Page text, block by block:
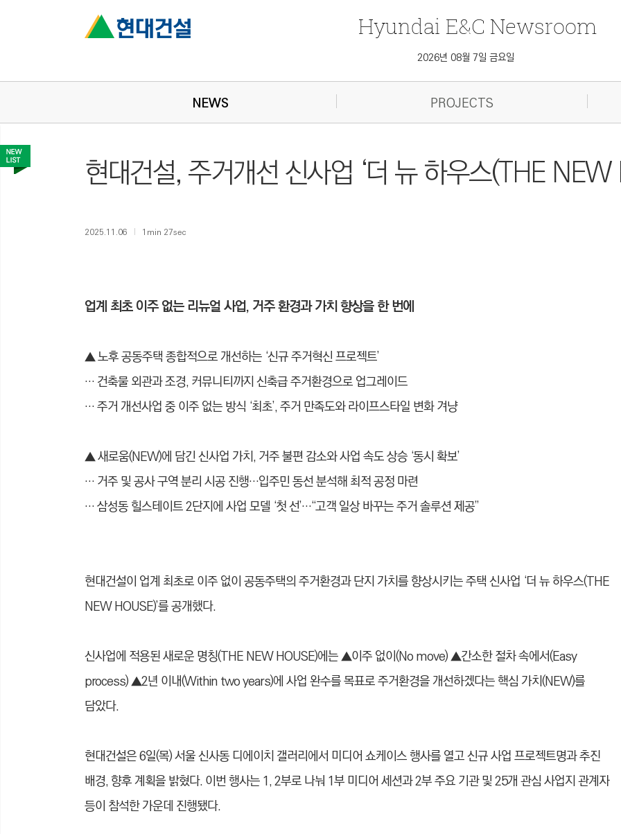
Hyundai E&C Newsroom
2026년 08월 7일 금요일
NEWS PROJECTS
현대건설, 주거개선 신사업 ‘더 뉴 하우스(THE NEW
2025.11.06 1min 27sec
업계 최초 이주 없는 리뉴얼 사업, 거주 환경과 가치 향상을 한 번에
▲ 노후 공동주택 종합적으로 개선하는 ‘신규 주거혁신 프로젝트’
… 건축물 외관과 조경, 커뮤니티까지 신축급 주거환경으로 업그레이드
… 주거 개선사업 중 이주 없는 방식 ‘최초’, 주거 만족도와 라이프스타일 변화 겨냥
▲새로움(NEW)에 담긴 신사업 가치, 거주 불편 감소와 사업 속도 상승 ‘동시 확보’
… 거주 및 공사 구역 분리 시공 진행…입주민 동선 분석해 최적 공정 마련
… 삼성동 힐스테이트 2단지에 사업 모델 ‘첫 선’…“고객 일상 바꾸는 주거 솔루션 제공”
현대건설이 업계 최초로 이주 없이 공동주택의 주거환경과 단지 가치를 향상시키는 주택 신사업 ‘더 뉴 하우스(THE
NEW HOUSE)’를 공개했다.
신사업에 적용된 새로운 명칭(THE NEW HOUSE)에는 ▲이주 없이(No move) ▲간소한 절차 속에서(Easy
process) ▲2년 이내(Within two years)에 사업 완수를 목표로 주거환경을 개선하겠다는 핵심 가치(NEW)를
담았다.
현대건설은 6일(목) 서울 신사동 디에이치 갤러리에서 미디어 쇼케이스 행사를 열고 신규 사업 프로젝트명과 추진
배경, 향후 계획을 밝혔다. 이번 행사는 1, 2부로 나눠 1부 미디어 세션과 2부 주요 기관 및 25개 관심 사업지 관계자
등이 참석한 가운데 진행됐다.